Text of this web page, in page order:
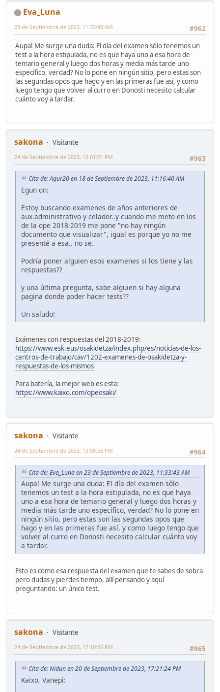
Eva_Luna
#962
23 de Septiembre de 2023, 11:33:43 AM
Aupa! Me surge una duda: El día del examen sólo tenemos un
test a la hora estipulada, no es que haya uno a esa hora de
temario general y luego dos horas y media más tarde uno
específico, verdad? No lo pone en ningún sitio, pero estas son
las segundas opos que hago y en las primeras fue así, y como
luego tengo que volver al curro en Donosti necesito calcular
cuánto voy a tardar.
sakona
Visitante
#963
24 de Septiembre de 2023, 12:01:21 PM
Cita de: Agur20 en 18 de Septiembre de 2023, 11:16:40 AM
Egun on:
Estoy buscando examenes de años anteriores de
aux.administrativo y celador..y cuando me meto en los
de la ope 2018-2019 me pone "no hay ningún
documento que visualizar", igual es porque yo no me
presenté a esa.. no se.
Podría poner alguien esos examenes si los tiene y las
respuestas??
y una última pregunta, sabe alguien si hay alguna
pagina donde poder hacer tests??
Un saludo!
Exámenes con respuestas del 2018-2019:
https://www.esk.eus/osakidetza/index.php/es/noticias-de-los-
centros-de-trabajo/cav/1202-examenes-de-osakidetza-y-
respuestas-de-los-mismos
Para batería, la mejor web es esta:
https://www.kaixo.com/opeosaki/
sakona
Visitante
#964
24 de Septiembre de 2023, 12:08:56 PM
Cita de: Eva_Luna en 23 de Septiembre de 2023, 11:33:43 AM
Aupa! Me surge una duda: El día del examen sólo
tenemos un test a la hora estipulada, no es que haya
uno a esa hora de temario general y luego dos horas y
media más tarde uno específico, verdad? No lo pone en
ningún sitio, pero estas son las segundas opos que
hago y en las primeras fue así, y como luego tengo que
volver al curro en Donosti necesito calcular cuánto voy
a tardar.
Esto es como esa respuesta del examen que te sabes de sobra
pero dudas y pierdes tiempo, allí pensando y aquí
preguntando: un único test.
sakona
Visitante
#965
24 de Septiembre de 2023, 12:10:56 PM
Cita de: Nidun en 20 de Septiembre de 2023, 17:21:24 PM
Kaixo, Vanepi: